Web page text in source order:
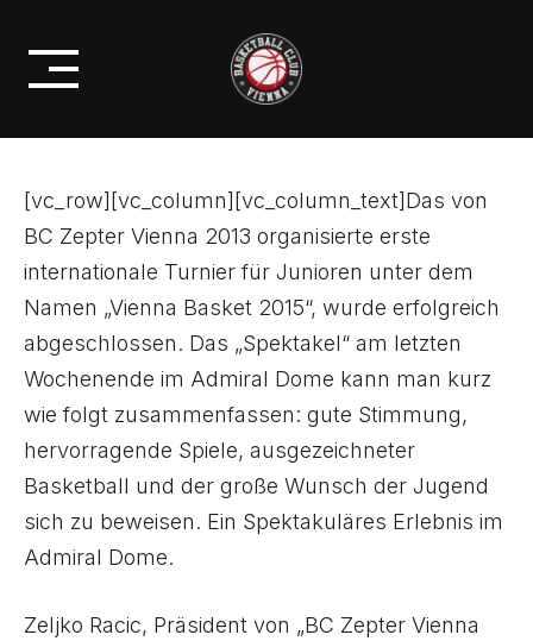
content
2015‘ TURNIER – EIN MEHR ALS
ERFOLGREICHES WOCHENENDE!
[vc_row][vc_column][vc_column_text]Das von
BC Zepter Vienna 2013 organisierte erste
internationale Turnier für Junioren unter dem
Namen „Vienna Basket 2015“, wurde erfolgreich
abgeschlossen. Das „Spektakel“ am letzten
Wochenende im Admiral Dome kann man kurz
wie folgt zusammenfassen: gute Stimmung,
hervorragende Spiele, ausgezeichneter
Basketball und der große Wunsch der Jugend
sich zu beweisen. Ein Spektakuläres Erlebnis im
Admiral Dome.
Zeljko Racic, Präsident von „BC Zepter Vienna